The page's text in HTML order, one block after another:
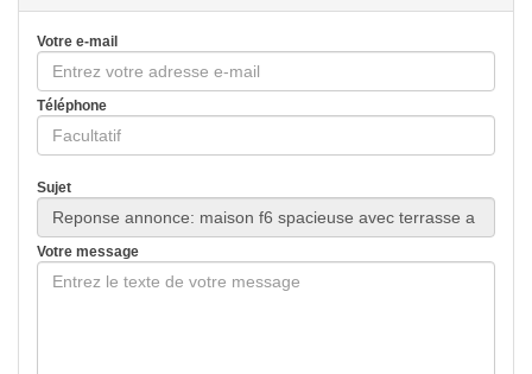
Votre e-mail
Téléphone
Sujet
Votre message